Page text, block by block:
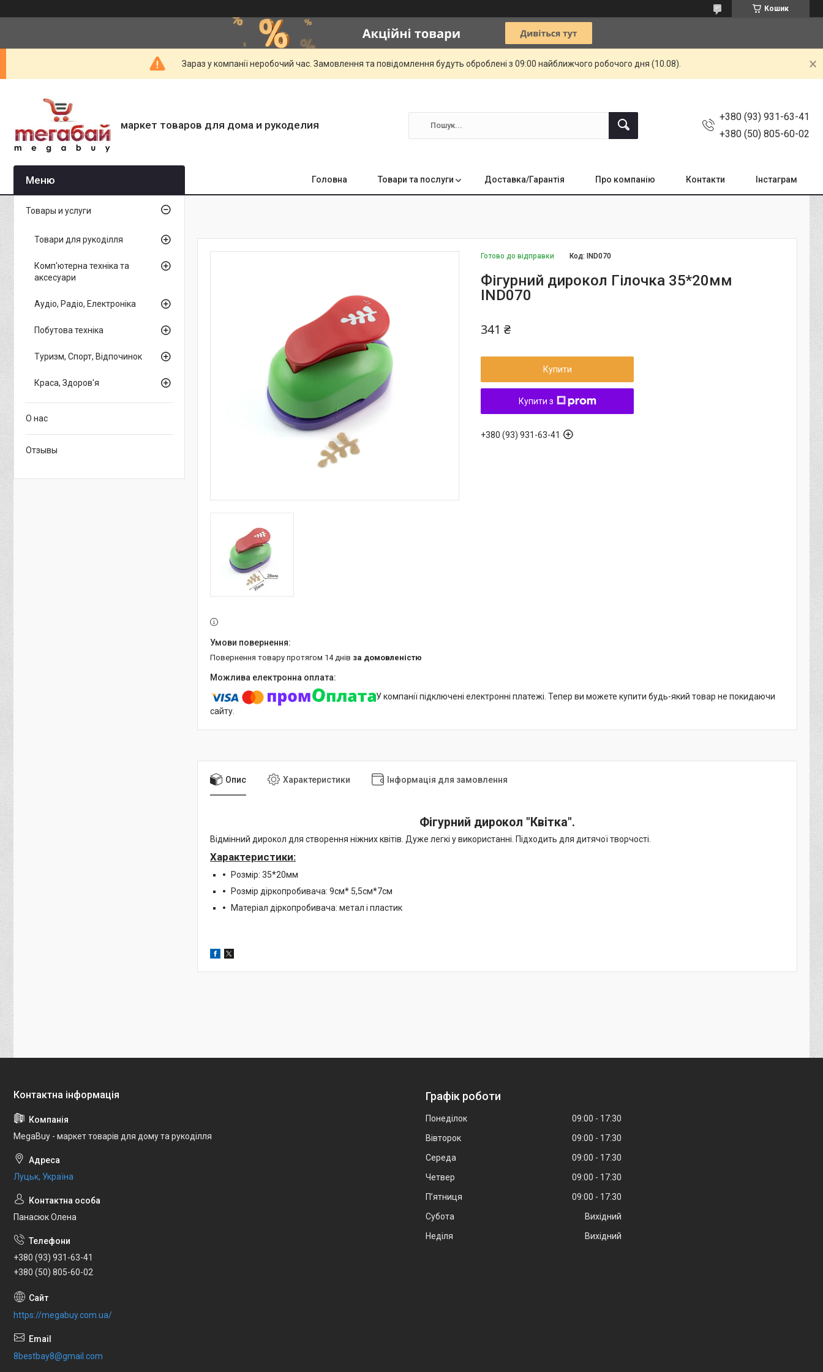
Кошик
Зараз у компанії неробочий час. Замовлення та повідомлення будуть оброблені з 09:00 найближчого робочого дня (10.08).
маркет товаров для дома и рукоделия
+380 (93) 931-63-41
+380 (50) 805-60-02
Головна Товари та послуги Доставка/Гарантія Про компанію Контакти Інстаграм
Готово до відправки Код: IND070
Фігурний дирокол Гілочка 35*20мм
IND070
341 ₴
Купити
Купити з
+380 (93) 931-63-41
повернення товару протягом 14 днів за домовленістю
У компанії підключені електронні платежі. Тепер ви можете купити будь-який товар не покидаючи
сайту.
Опис Характеристики Інформація для замовлення
Фігурний дирокол "Квітка".
Відмінний дирокол для створення ніжних квітів. Дуже легкі у використанні. Підходить для дитячої творчості.
Характеристики:
Розмір: 35*20мм
Розмір діркопробивача: 9см* 5,5см*7см
Матеріал діркопробивача: метал і пластик
Товары и услуги
Товари для рукоділля
Комп'ютерна техніка та
аксесуари
Аудіо, Радіо, Електроніка
Побутова техніка
Туризм, Спорт, Відпочинок
Краса, Здоров'я
О нас
Отзывы
MegaBuy - маркет товарів для дому та рукоділля
Луцьк, Україна
Панасюк Олена
+380 (93) 931-63-41
+380 (50) 805-60-02
https://megabuy.com.ua/
8bestbay8@gmail.com
Графік роботи
Понеділок 09:00
17:30
Вівторок
09:00
17:30
Середа
09:00
17:30
Четвер
09:00
17:30
Пʼятниця
09:00
17:30
Субота
Вихідний
Неділя
Вихідний